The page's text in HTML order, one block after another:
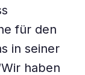
für den
in seiner
haben